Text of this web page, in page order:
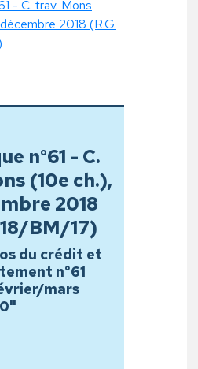
- C. trav. Mons
2018 (R.G.
n°61 - C.
(10e ch.),
2018
BM/17)
du crédit et
n°61
mars